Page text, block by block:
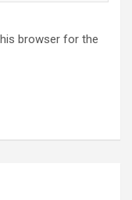
browser for the